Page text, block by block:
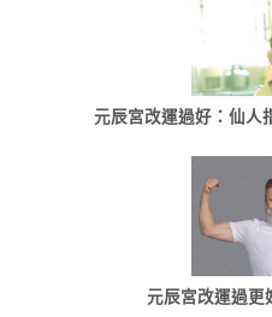
元辰宮改運過好：仙人
元辰宮改運過更